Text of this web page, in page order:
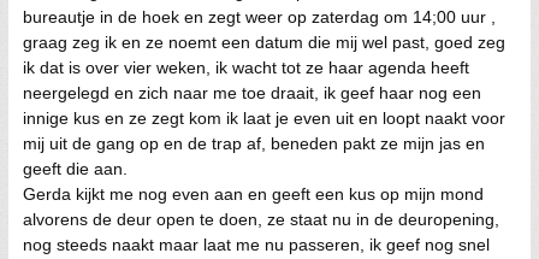
bureautje in de hoek en zegt weer op zaterdag om 14;00 uur ,
graag zeg ik en ze noemt een datum die mij wel past, goed zeg
ik dat is over vier weken, ik wacht tot ze haar agenda heeft
neergelegd en zich naar me toe draait, ik geef haar nog een
innige kus en ze zegt kom ik laat je even uit en loopt naakt voor
mij uit de gang op en de trap af, beneden pakt ze mijn jas en
geeft die aan.
Gerda kijkt me nog even aan en geeft een kus op mijn mond
alvorens de deur open te doen, ze staat nu in de deuropening,
nog steeds naakt maar laat me nu passeren, ik geef nog snel